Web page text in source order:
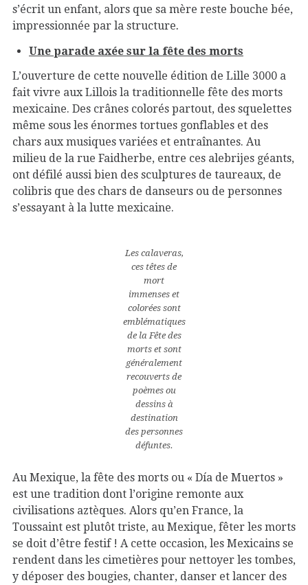
s’écrit un enfant, alors que sa mère reste bouche bée,
impressionnée par la structure.
Une parade axée sur la fête des morts
L’ouverture de cette nouvelle édition de Lille 3000 a
fait vivre aux Lillois la traditionnelle fête des morts
mexicaine. Des crânes colorés partout, des squelettes
même sous les énormes tortues gonflables et des
chars aux musiques variées et entraînantes. Au
milieu de la rue Faidherbe, entre ces alebrijes géants,
ont défilé aussi bien des sculptures de taureaux, de
colibris que des chars de danseurs ou de personnes
s’essayant à la lutte mexicaine.
Les calaveras,
ces têtes de
mort
immenses et
colorées sont
emblématiques
de la Fête des
morts et sont
généralement
recouverts de
poèmes ou
dessins à
destination
des personnes
défuntes.
Au Mexique, la fête des morts ou « Día de Muertos »
est une tradition dont l’origine remonte aux
civilisations aztèques. Alors qu’en France, la
Toussaint est plutôt triste, au Mexique, fêter les morts
se doit d’être festif ! A cette occasion, les Mexicains se
rendent dans les cimetières pour nettoyer les tombes,
y déposer des bougies, chanter, danser et lancer des